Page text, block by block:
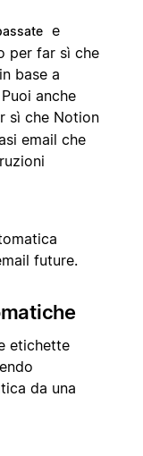
e
per far sì che
base a
anche
sì che Notion
email che
future.
etichette
da una